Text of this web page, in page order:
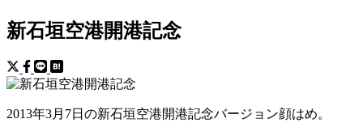
新石垣空港開港記念
2013年3月7日の新石垣空港開港記念バージョン顔はめ。